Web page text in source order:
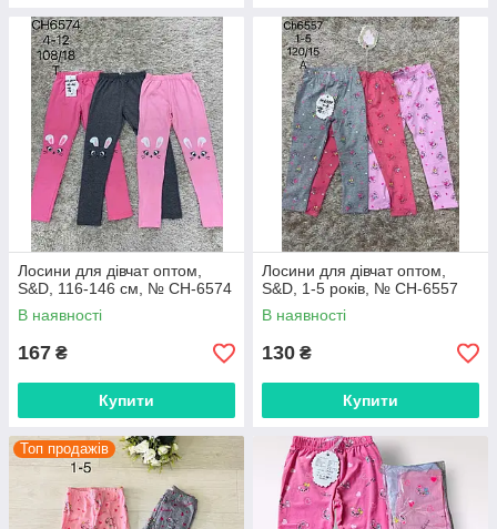
Лосини для дівчат оптом,
S&D, 116-146 см, № CH-6574
В наявності
167 ₴
Купити
Лосини для дівчат оптом,
S&D, 1-5 років, № CH-6557
В наявності
130 ₴
Купити
Топ продажів